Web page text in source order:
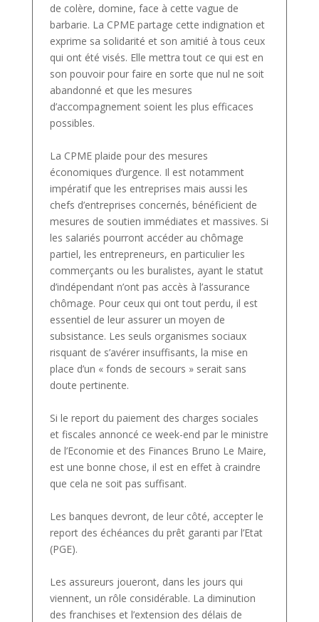
de colère, domine, face à cette vague de
barbarie. La CPME partage cette indignation et
exprime sa solidarité et son amitié à tous ceux
qui ont été visés. Elle mettra tout ce qui est en
son pouvoir pour faire en sorte que nul ne soit
abandonné et que les mesures
d’accompagnement soient les plus efficaces
possibles.
La CPME plaide pour des mesures
économiques d’urgence. Il est notamment
impératif que les entreprises mais aussi les
chefs d’entreprises concernés, bénéficient de
mesures de soutien immédiates et massives. Si
les salariés pourront accéder au chômage
partiel, les entrepreneurs, en particulier les
commerçants ou les buralistes, ayant le statut
d’indépendant n’ont pas accès à l’assurance
chômage. Pour ceux qui ont tout perdu, il est
essentiel de leur assurer un moyen de
subsistance. Les seuls organismes sociaux
risquant de s’avérer insuffisants, la mise en
place d’un « fonds de secours » serait sans
doute pertinente.
Si le report du paiement des charges sociales
et fiscales annoncé ce week-end par le ministre
de l’Economie et des Finances Bruno Le Maire,
est une bonne chose, il est en effet à craindre
que cela ne soit pas suffisant.
Les banques devront, de leur côté, accepter le
report des échéances du prêt garanti par l’Etat
(PGE).
Les assureurs joueront, dans les jours qui
viennent, un rôle considérable. La diminution
des franchises et l’extension des délais de